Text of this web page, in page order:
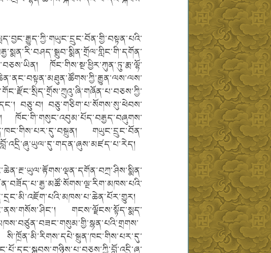
ཁོང་གིས་སྔ་ཕྱིར་ཀུན་ཏུ་རྨ་ལྷོ་
བཅུ་བ། བཅུ་གཅིག་པ་སོགས་སུ་ཕེབས་
ཁོང་གི་གསུང་འབུམ་པོད་བརྒྱད་བཞུགས་
གཡུང་དྲུང་བོན་
གངས་ལྗོངས་སྟོད་སྨད་